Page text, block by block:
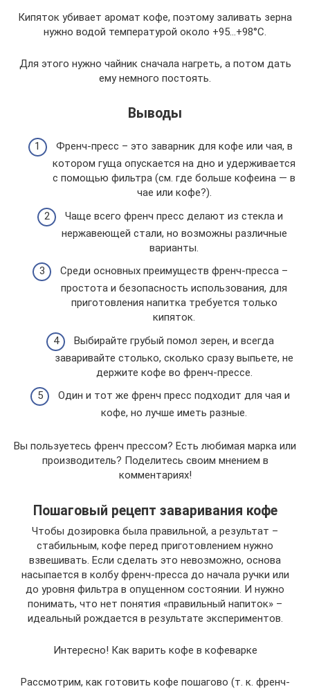
Кипяток убивает аромат кофе, поэтому заливать зерна
нужно водой температурой около +95…+98°С.
Для этого нужно чайник сначала нагреть, а потом дать
ему немного постоять.
Выводы
Френч-пресс – это заварник для кофе или чая, в
котором гуща опускается на дно и удерживается
с помощью фильтра (см. где больше кофеина — в
чае или кофе?).
Чаще всего френч пресс делают из стекла и
нержавеющей стали, но возможны различные
варианты.
Среди основных преимуществ френч-пресса –
простота и безопасность использования, для
приготовления напитка требуется только
кипяток.
Выбирайте грубый помол зерен, и всегда
заваривайте столько, сколько сразу выпьете, не
держите кофе во френч-прессе.
Один и тот же френч пресс подходит для чая и
кофе, но лучше иметь разные.
Вы пользуетесь френч прессом? Есть любимая марка или
производитель? Поделитесь своим мнением в
комментариях!
Пошаговый рецепт заваривания кофе
Чтобы дозировка была правильной, а результат –
стабильным, кофе перед приготовлением нужно
взвешивать. Если сделать это невозможно, основа
насыпается в колбу френч-пресса до начала ручки или
до уровня фильтра в опущенном состоянии. И нужно
понимать, что нет понятия «правильный напиток» –
идеальный рождается в результате экспериментов.
Интересно! Как варить кофе в кофеварке
Рассмотрим, как готовить кофе пошагово (т. к. френч-